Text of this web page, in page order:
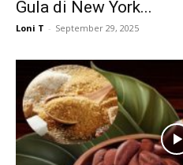
Gula di New York...
Loni T - September 29, 2025